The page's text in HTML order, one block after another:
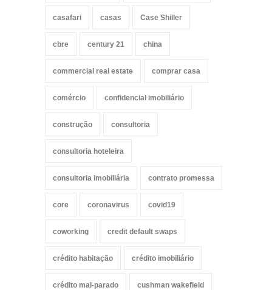
casafari casas Case Shiller
cbre century 21 china
commercial real estate comprar casa
comércio confidencial imobiliário
construção consultoria
consultoria hoteleira
consultoria imobiliária contrato promessa
core coronavirus covid19
coworking credit default swaps
crédito habitação crédito imobiliário
crédito mal-parado cushman wakefield